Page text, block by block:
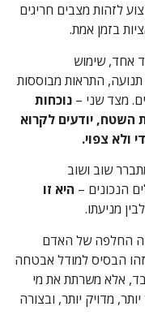
לזהות מצבים חריגים
בזמן אמת.
אחד, שימוש
תנועה, התראות מבוססות
מצד שני – נוכחות
יודעים לקרוא
ולא צפוי.
שוב ושוב
הנכונים – היא זו
מניעתו.
החלפה של האדם
הבסיס למודל אבטחה
אלא משרתת את מי
מדויק יותר, ובצורה